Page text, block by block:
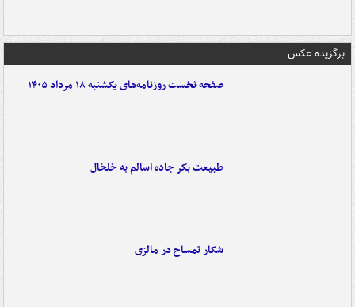
برگزیده عکس
صفحه نخست روزنامه‌های یکشنبه ۱۸ مرداد ۱۴۰۵
طبیعت بکر جاده اسالم به خلخال
شکار تمساح در مالزی